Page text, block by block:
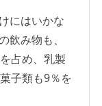
にはいかな
飲み物も、
占め、乳製
子類も9％を